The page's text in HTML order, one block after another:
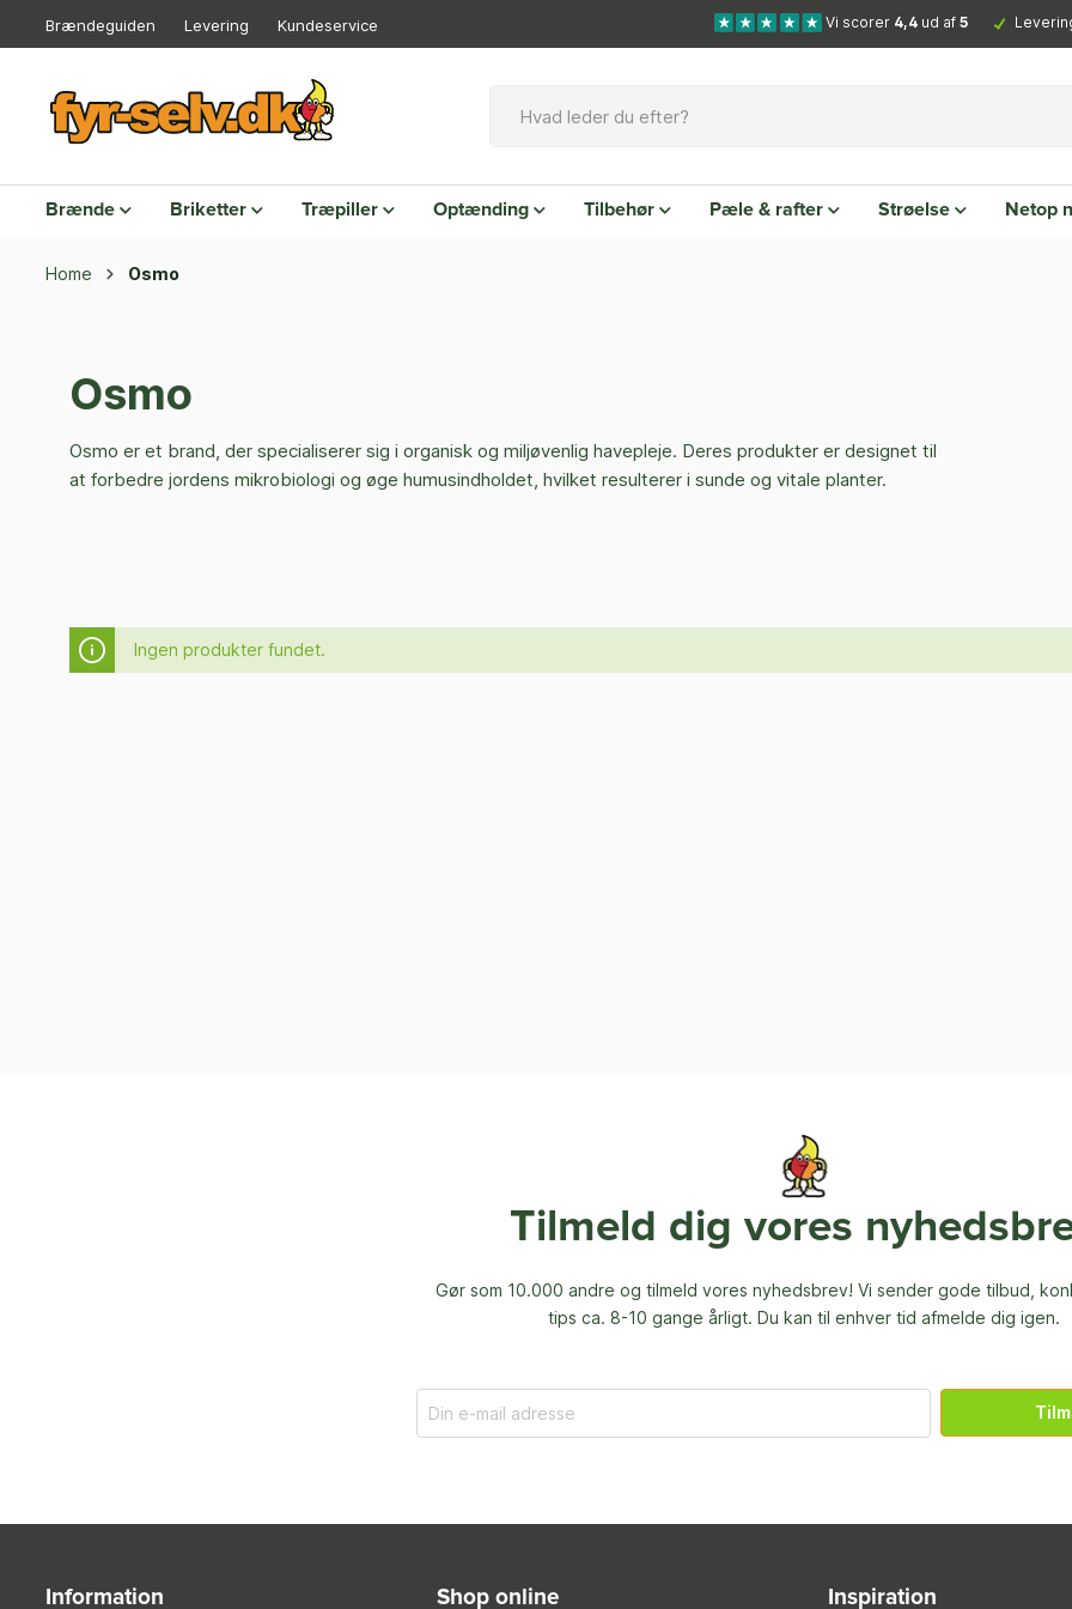
Brændeguiden Levering Kundeservice Vi scorer 4,4 ud af 5
Brænde Briketter Træpiller Optænding Tilbehør Pæle & rafter Strøelse Netop
Home Osmo
Osmo
Osmo er et brand, der specialiserer sig i organisk og miljøvenlig havepleje. Deres produkter er designet til
at forbedre jordens mikrobiologi og øge humusindholdet, hvilket resulterer i sunde og vitale planter.
Ingen produkter fundet.
Tilmeld dig vores
Gør som 10.000 andre og tilmeld vores nyhedsbrev! Vi sender gode tilbud,
tips ca. 8-10 gange årligt. Du kan til enhver tid afmelde dig igen.
Information Shop online Inspiration